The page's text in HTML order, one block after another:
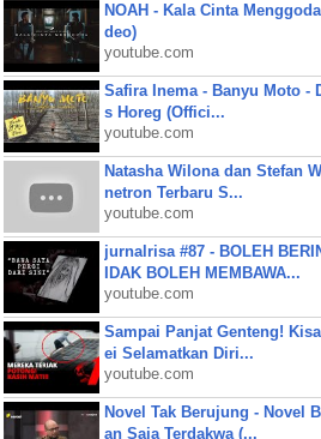
NOAH - Kala Cinta
deo)
youtube.com
Safira Inema - Banyu Moto -
s Horeg (Offici...
youtube.com
Natasha Wilona dan Stefan
netron Terbaru S...
youtube.com
jurnalrisa #87 - BOLEH
IDAK BOLEH MEMBAWA...
youtube.com
Sampai Panjat Genteng!
ei Selamatkan Diri...
youtube.com
Novel Tak Berujung - Novel
an Saja Terdakwa (...